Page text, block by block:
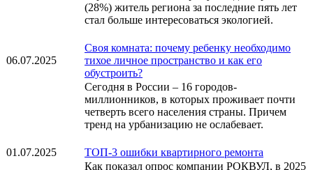
(28%) житель региона за последние пять лет
стал больше интересоваться экологией.
06.07.2025
Своя комната: почему ребенку необходимо
тихое личное пространство и как его
обустроить?
Сегодня в России – 16 городов-
миллионников, в которых проживает почти
четверть всего населения страны. Причем
тренд на урбанизацию не ослабевает.
01.07.2025
ТОП-3 ошибки квартирного ремонта
Как показал опрос компании РОКВУЛ, в 2025